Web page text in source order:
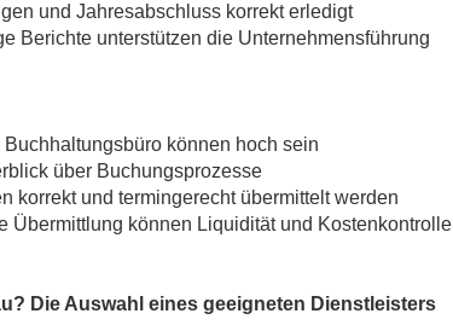
und Jahresabschluss korrekt erledigt
Berichte unterstützen die Unternehmensführung
können hoch sein
über Buchungsprozesse
korrekt und termingerecht übermittelt werden
Übermittlung können Liquidität und Kostenkontrolle
Die Auswahl eines geeigneten Dienstleisters